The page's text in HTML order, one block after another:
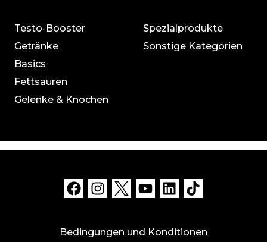
Testo-Booster
Getränke
Basics
Fettsäuren
Gelenke & Knochen
Spezialprodukte
Sonstige Kategorien
Bedingungen und Konditionen